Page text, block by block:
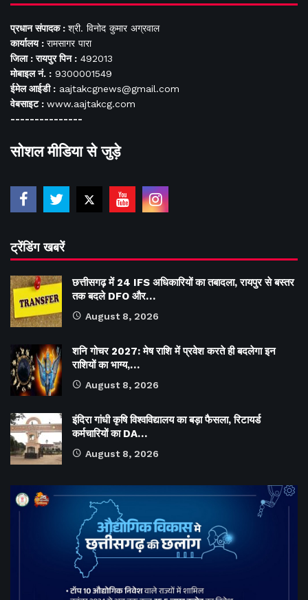
प्रधान संपादक : श्री. विनोद कुमार अग्रवाल
कार्यालय : रामसागर पारा
जिला : रायपुर पिन : 492013
मोबाइल नं. : 9300001549
ईमेल आईडी : aajtakcgnews@gmail.com
वेबसाइट : www.aajtakcg.com
---------------
सोशल मीडिया से जुड़े
ट्रेंडिंग खबरें
छत्तीसगढ़ में 24 IFS अधिकारियों का तबादला, रायपुर से बस्तर
तक बदले DFO और…
August 8, 2026
शनि गोचर 2027: मेष राशि में प्रवेश करते ही बदलेगा इन
राशियों का भाग्य,…
August 8, 2026
इंदिरा गांधी कृषि विश्वविद्यालय का बड़ा फैसला, रिटायर्ड
कर्मचारियों का DA…
August 8, 2026